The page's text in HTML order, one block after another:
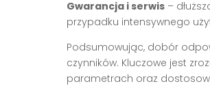
Gwarancja i serwis –
przypadku intensywnego
Podsumowując, dobór
czynników. Kluczowe jest
parametrach oraz